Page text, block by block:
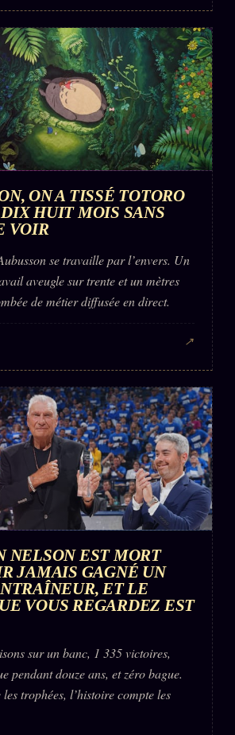
ON A TISSÉ TOTORO
HUIT MOIS SANS
VOIR
se travaille par l’envers. Un
aveugle sur trente et un mètres
de métier diffusée en direct.
↗
NELSON EST MORT
JAMAIS GAGNÉ UN
ET LE
VOUS REGARDEZ EST
sur un banc, 1 335 victoires,
pendant douze ans, et zéro bague.
trophées, l’histoire compte les